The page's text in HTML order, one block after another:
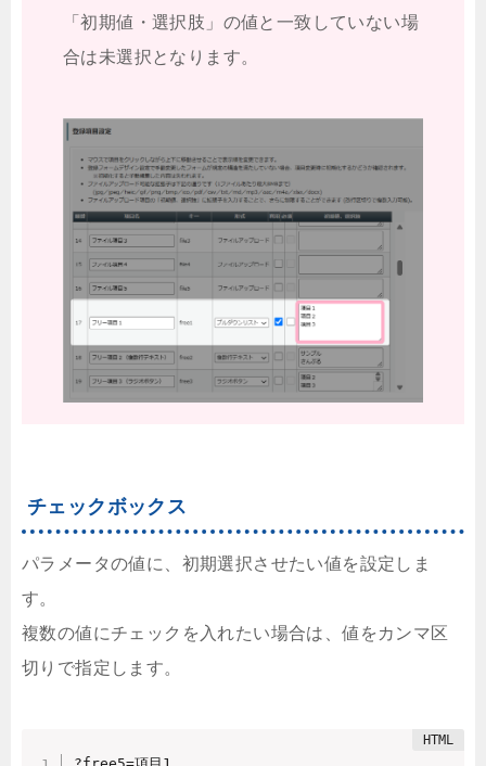
「初期値・選択肢」の値と一致していない場
合は未選択となります。
チェックボックス
パラメータの値に、初期選択させたい値を設定しま
す。
複数の値にチェックを入れたい場合は、値をカンマ区
切りで指定します。